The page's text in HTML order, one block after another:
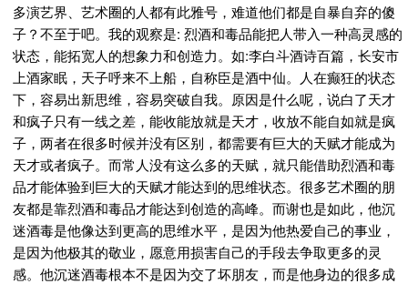
多演艺界、艺术圈的人都有此雅号，难道他们都是自暴自弃的傻
子？不至于吧。我的观察是: 烈酒和毒品能把人带入一种高灵感的
状态，能拓宽人的想象力和创造力。如:李白斗酒诗百篇，长安市
上酒家眠，天子呼来不上船，自称臣是酒中仙。人在癫狂的状态
下，容易出新思维，容易突破自我。原因是什么呢，说白了天才
和疯子只有一线之差，能收能放就是天才，收放不能自如就是疯
子，两者在很多时候并没有区别，都需要有巨大的天赋才能成为
天才或者疯子。而常人没有这么多的天赋，就只能借助烈酒和毒
品才能体验到巨大的天赋才能达到的思维状态。很多艺术圈的朋
友都是靠烈酒和毒品才能达到创造的高峰。而谢也是如此，他沉
迷酒毒是他像达到更高的思维水平，是因为他热爱自己的事业，
是因为他极其的敬业，愿意用损害自己的手段去争取更多的灵
感。他沉迷酒毒根本不是因为交了坏朋友，而是他身边的很多成